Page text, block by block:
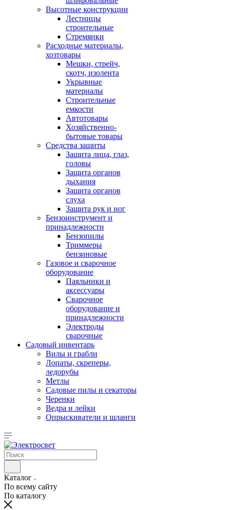
Высотные конструкции
Лестницы
строительные
Стремянки
Расходные материалы,
хозтовары
Мешки, стрейч,
скотч, изолента
Укрывные
материалы
Строительные
емкости
Автотовары
Хозяйственно-
бытовые товары
Средства защиты
Защита лица, глаз,
головы
Защита органов
дыхания
Защита органов
слуха
Защита рук и ног
Бензоинструмент и
принадлежности
Бензопилы
Триммеры
бензиновые
Газовое и сварочное
оборудование
Паяльники и
аксессуары
Сварочное
оборудование и
принадлежности
Электроды
сварочные
Садовый инвентарь
Вилы и грабли
Лопаты, скреперы,
ледорубы
Метлы
Садовые пилы и секаторы
Черенки
Ведра и лейки
Опрыскиватели и шланги
Каталог
По всему сайту
По каталогу